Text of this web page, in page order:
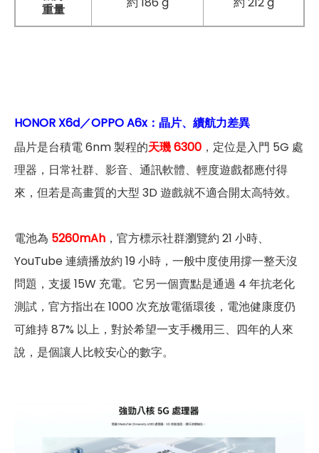
重量
HONOR X6d／OPPO A6x：晶片、續航力差異
晶片是台積電 6nm 製程的天璣 6300 ，定位是入門 5G 處
理器，日常社群、影音、通訊軟體、輕度遊戲都應付得
來，但若是高畫質的大型 3D 遊戲就不適合開太高特效。
電池為 5260mAh ，官方標示社群瀏覽約 21 小時、
YouTube 連續播放約 19 小時，一般中度使用撐一整天沒
問題，支援 15W 充電。它另一個賣點是通過 4 年抗老化
測試，官方指出在 1000 次充放電循環後，電池健康度仍
可維持 87% 以上，對於希望一支手機用三、四年的人來
說，是個讓人比較安心的數字。